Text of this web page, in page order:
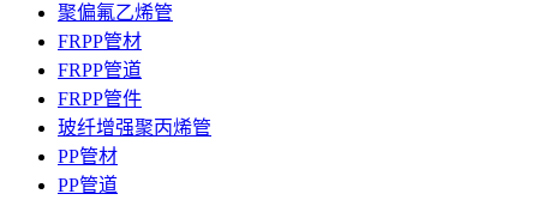
聚偏氟乙烯管
FRPP管材
FRPP管道
FRPP管件
玻纤增强聚丙烯管
PP管材
PP管道